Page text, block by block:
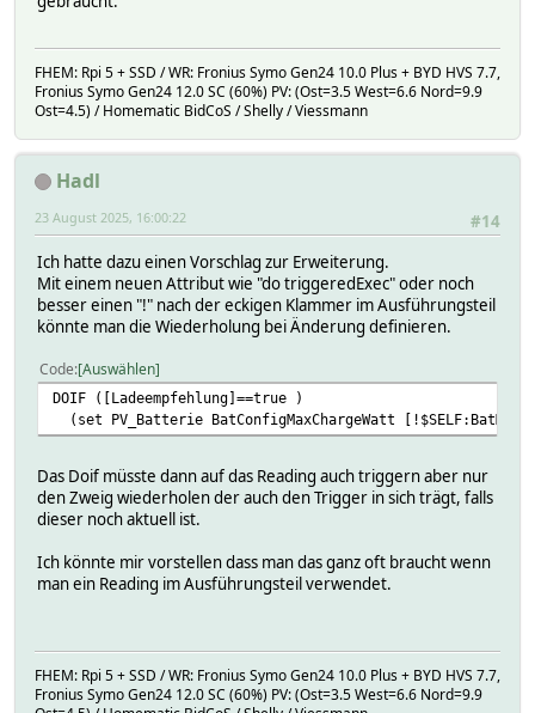
FHEM: Rpi 5 + SSD / WR: Fronius Symo Gen24 10.0 Plus + BYD HVS 7.7,
Fronius Symo Gen24 12.0 SC (60%) PV: (Ost=3.5 West=6.6 Nord=9.9
Ost=4.5) / Homematic BidCoS / Shelly / Viessmann
Hadl
#14
23 August 2025, 16:00:22
Ich hatte dazu einen Vorschlag zur Erweiterung.
Mit einem neuen Attribut wie "do triggeredExec" oder noch
besser einen "!" nach der eckigen Klammer im Ausführungsteil
könnte man die Wiederholung bei Änderung definieren.
Code Auswählen
DOIF ([Ladeempfehlung]==true )
(set PV_Batterie BatConfigMaxChargeWatt
Das Doif müsste dann auf das Reading auch triggern aber nur
den Zweig wiederholen der auch den Trigger in sich trägt, falls
dieser noch aktuell ist.
Ich könnte mir vorstellen dass man das ganz oft braucht wenn
man ein Reading im Ausführungsteil verwendet.
FHEM: Rpi 5 + SSD / WR: Fronius Symo Gen24 10.0 Plus + BYD HVS 7.7,
Fronius Symo Gen24 12.0 SC (60%) PV: (Ost=3.5 West=6.6 Nord=9.9